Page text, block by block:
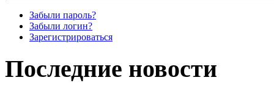
Забыли пароль?
Забыли логин?
Зарегистрироваться
Последние новости